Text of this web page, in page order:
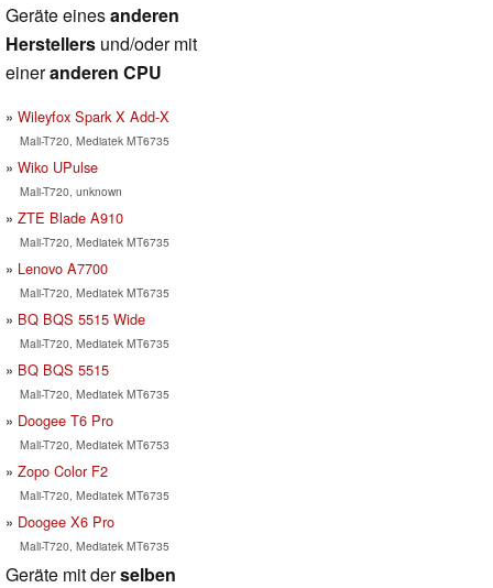
Geräte einesanderen
Herstellers und/oder mit
eineranderen CPU
Wileyfox Spark X Add-X
Mali-T720, Mediatek MT6735
Wiko UPulse
Mali-T720, unknown
ZTE Blade A910
Mali-T720, Mediatek MT6735
Lenovo A7700
Mali-T720, Mediatek MT6735
BQ BQS 5515 Wide
Mali-T720, Mediatek MT6735
BQ BQS 5515
Mali-T720, Mediatek MT6735
Doogee T6 Pro
Mali-T720, Mediatek MT6753
Zopo Color F2
Mali-T720, Mediatek MT6735
Doogee X6 Pro
Mali-T720, Mediatek MT6735
Geräte mit derselben